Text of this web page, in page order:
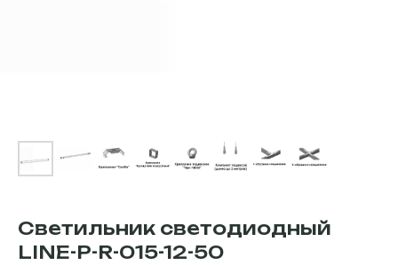
Светильник светодиодный
LINE-P-R-015-12-50